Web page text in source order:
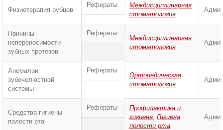
Физиотерапия рубцов
Рефераты
Междисциплинарная
стоматология
Причины
непереносимости
зубных протезов
Рефераты
Междисциплинарная
стоматология
Аномалии
зубочелюстной
системы
Рефераты
Ортопедическая
стоматология
Средства гигиены
полости рта
Рефераты
Профилактика и
гигиена, Гигиена
полости рта